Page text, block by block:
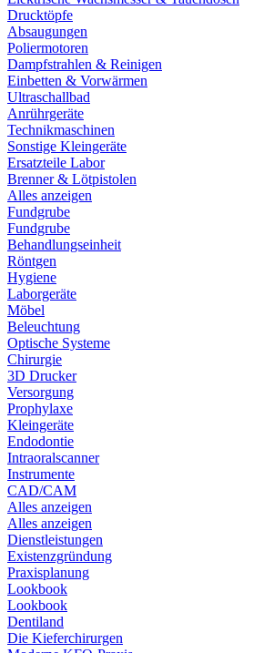
Drucktöpfe
Absaugungen
Poliermotoren
Dampfstrahlen & Reinigen
Einbetten & Vorwärmen
Ultraschallbad
Anrührgeräte
Technikmaschinen
Sonstige Kleingeräte
Ersatzteile Labor
Brenner & Lötpistolen
Alles anzeigen
Fundgrube
Fundgrube
Behandlungseinheit
Röntgen
Hygiene
Laborgeräte
Möbel
Beleuchtung
Optische Systeme
Chirurgie
3D Drucker
Versorgung
Prophylaxe
Kleingeräte
Endodontie
Intraoralscanner
Instrumente
CAD/CAM
Alles anzeigen
Alles anzeigen
Dienstleistungen
Existenzgründung
Praxisplanung
Lookbook
Lookbook
Dentiland
Die Kieferchirurgen